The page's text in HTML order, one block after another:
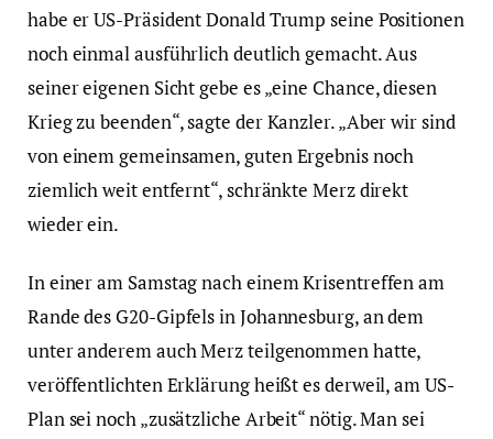
habe er US-Präsident Donald Trump seine Positionen
noch einmal ausführlich deutlich gemacht. Aus
seiner eigenen Sicht gebe es „eine Chance, diesen
Krieg zu beenden“, sagte der Kanzler. „Aber wir sind
von einem gemeinsamen, guten Ergebnis noch
ziemlich weit entfernt“, schränkte Merz direkt
wieder ein.
In einer am Samstag nach einem Krisentreffen am
Rande des G20-Gipfels in Johannesburg, an dem
unter anderem auch Merz teilgenommen hatte,
veröffentlichten Erklärung heißt es derweil, am US-
Plan sei noch „zusätzliche Arbeit“ nötig. Man sei